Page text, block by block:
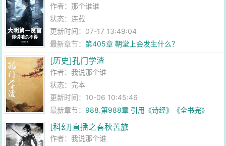
作者：那个谁谁
状态：连载
更新时间：07-17 13:49:04
最新章节：第405章 朝堂上会发生什么？
[历史]孔门学渣
作者：我说那个谁
状态：完本
更新时间：10-06 10:45:46
最新章节： 988.第988章 引用《诗经》《全书完》
[科幻]直播之春秋苦旅
作者：我说那个谁